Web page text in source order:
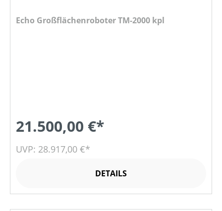
Echo Großflächenroboter TM-2000 kpl
21.500,00 €*
UVP: 28.917,00 €*
DETAILS